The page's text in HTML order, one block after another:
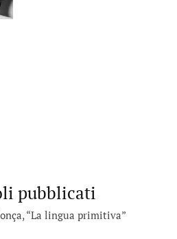
pubblicati
“La lingua primitiva”